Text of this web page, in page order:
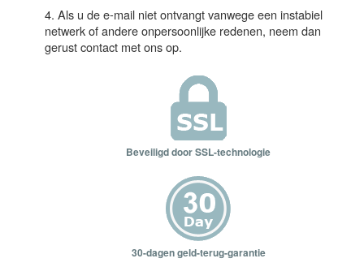
4. Als u de e-mail niet ontvangt vanwege een instabiel
netwerk of andere onpersoonlijke redenen, neem dan
gerust contact met ons op.
Beveiligd door SSL-technologie
30-dagen geld-terug-garantie